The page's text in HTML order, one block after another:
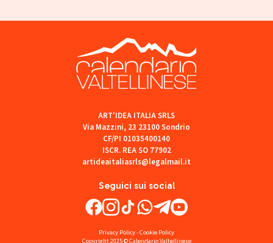
Seguici sui social
ART'IDEA ITALIA SRLS
Via Mazzini, 23 23100 Sondrio
CF/PI 01035400140
ISCR. REA SO 77902
artideaitaliasrls@legalmail.it
Privacy Policy-Cookie Policy
Copyright 2025 © Calendario Valtellinese